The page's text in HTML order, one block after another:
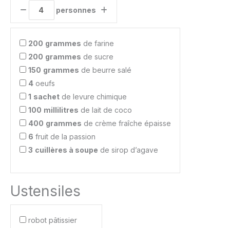
personnes
200 grammes de farine
200 grammes de sucre
150 grammes de beurre salé
4 oeufs
1 sachet de levure chimique
100 millilitres de lait de coco
400 grammes de crème fraîche épaisse
6 fruit de la passion
3 cuillères à soupe de sirop d’agave
Ustensiles
robot pâtissier